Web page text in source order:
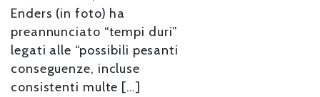
Enders (in foto) ha
preannunciato “tempi duri”
legati alle “possibili pesanti
conseguenze, incluse
consistenti multe […]